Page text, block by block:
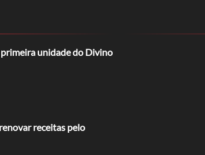
unidade do Divino
receitas pelo